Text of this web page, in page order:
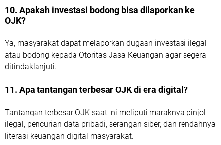
10. Apakah investasi bodong bisa dilaporkan ke
OJK?
Ya, masyarakat dapat melaporkan dugaan investasi ilegal
atau bodong kepada Otoritas Jasa Keuangan agar segera
ditindaklanjuti.
11. Apa tantangan terbesar OJK di era digital?
Tantangan terbesar OJK saat ini meliputi maraknya pinjol
ilegal, pencurian data pribadi, serangan siber, dan rendahnya
literasi keuangan digital masyarakat.